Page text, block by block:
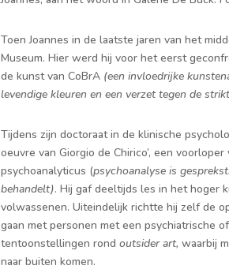
Toen Joannes in de laatste jaren van het
Museum. Hier werd hij voor het eerst
de kunst van CoBrA (een invloedrijke
levendige kleuren en een verzet tegen de
Tijdens zijn doctoraat in de klinische
oeuvre van Giorgio de Chirico’, een
psychoanalyticus (psychoanalyse is
behandelt). Hij gaf deeltijds les in het hoger
volwassenen. Uiteindelijk richtte hij zelf de
gaan met personen met een psychiatrische
tentoonstellingen rond outsider art, waarbij
naar buiten komen.